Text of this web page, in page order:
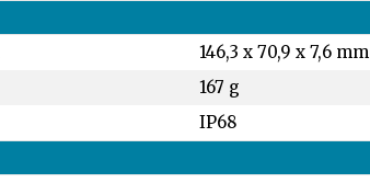
146,3 x 70,9 x 7,6 mm
167 g
IP68